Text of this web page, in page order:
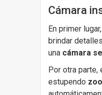
Cámara
En primer
brindar
una cámara
Por otra parte,
estupendo